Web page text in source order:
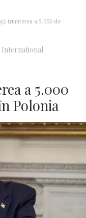
trimiterea a 5.000 de
International
a 5.000
Polonia